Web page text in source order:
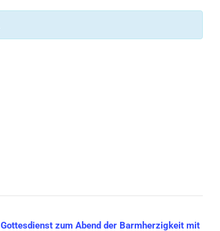
Gottesdienst zum Abend der Barmherzigkeit mit